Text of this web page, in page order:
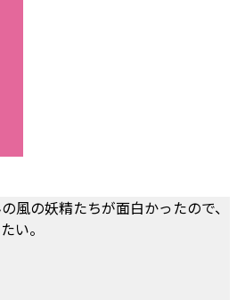
風の妖精たちが面白かったので、
い。